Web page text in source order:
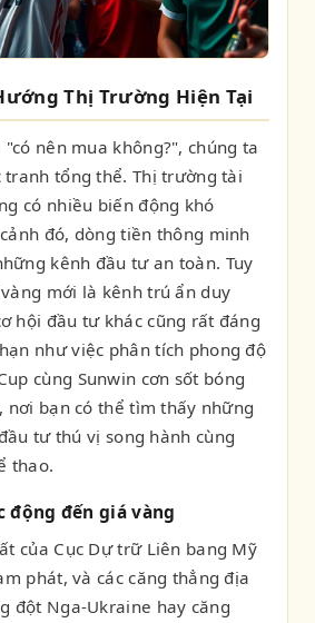
Thị Trường Hiện Tại
nên mua không?", chúng ta
tranh tổng thể. Thị trường tài
có nhiều biến động khó
đó, dòng tiền thông minh
kênh đầu tư an toàn. Tuy
mới là kênh trú ẩn duy
hội đầu tư khác cũng rất đáng
như việc phân tích phong độ
cùng Sunwin cơn sốt bóng
nơi bạn có thể tìm thấy những
tư thú vị song hành cùng
thao.
động đến giá vàng
của Cục Dự trữ Liên bang Mỹ
phát, và các căng thẳng địa
đột Nga-Ukraine hay căng